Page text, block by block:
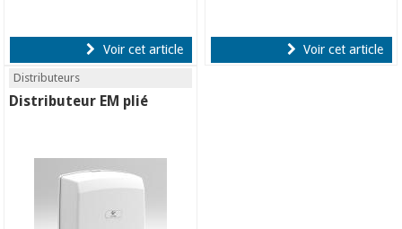
Voir cet article Voir cet article
Distributeurs
Distributeur EM plié